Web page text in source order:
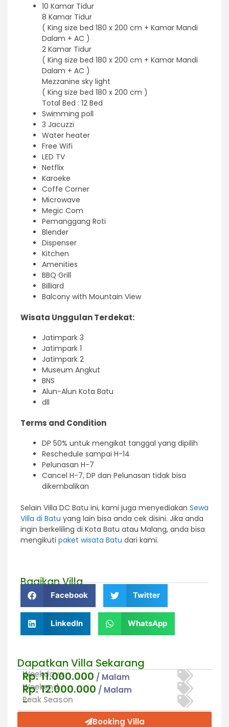
10 Kamar Tidur
8 Kamar Tidur
( King size bed 180 x 200 cm + Kamar Mandi
Dalam + AC )
2 Kamar Tidur
( King size bed 180 x 200 cm + Kamar Mandi
Dalam + AC )
Mezzanine sky light
( King size bed 180 x 200 cm )
Total Bed : 12 Bed
Swimming poll
3 Jacuzzi
Water heater
Free Wifi
⁠LED TV
Netflix
⁠Karoeke
Coffe Corner
Microwave
Megic Com
Pemanggang Roti
Blender
Dispenser
Kitchen
Amenities
BBQ Grill
Billiard
Balcony with Mountain View
Wisata Unggulan Terdekat:
Jatimpark 3
Jatimpark 1
Jatimpark 2
Museum Angkut
BNS
Alun-Alun Kota Batu
dll
Terms and Condition
DP 50% untuk mengikat tanggal yang dipilih
Reschedule sampai H-14
Pelunasan H-7
Cancel H-7, DP dan Pelunasan tidak bisa
dikembalikan
Selain Villa DC Batu ini, kami juga menyediakan Sewa
Villa di Batu yang lain bisa anda cek disini. Jika anda
ingin berkeliling di Kota Batu atau Malang, anda bisa
mengikuti paket wisata Batu dari kami.
Bagikan Villa
Facebook Twitter
LinkedIn WhatsApp
Dapatkan Villa Sekarang
Weekdays
Rp. 11.000.000 / Malam
Weekend
Rp. 12.000.000 / Malam
Peak Season
-
Booking Villa